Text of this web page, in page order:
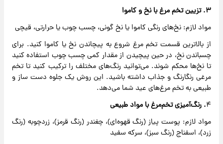
۳. تزیین تخم ‌مرغ با نخ و کاموا
مواد لازم: نخ‌های رنگی کاموا یا نخ گونی، چسب چوب یا حرارتی، قیچی
از بالاترین قسمت تخم ‌مرغ شروع به پیچاندن نخ یا کاموا کنید. برای
چسباندن نخ، در حین پیچیدن از مقدار کمی چسب چوب استفاده کنید
تا نخ‌ها محکم شوند. می‌توانید رنگ‌های مختلف را ترکیب کنید تا تخم
‌مرغی رنگارنگ و جذاب داشته باشید. این روش یک جلوه دست‌ ساز و
طبیعی به تخم ‌مرغ‌های عید شما می‌دهد.
۴. رنگ‌آمیزی تخم‌مرغ با مواد طبیعی
مواد لازم: پوست پیاز (رنگ قهوه‌ای)، چغندر (رنگ قرمز)، زردچوبه (رنگ
زرد)، اسفناج (رنگ سبز)، سرکه سفید